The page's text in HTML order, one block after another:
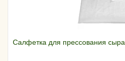
Салфетка для прессования сыра